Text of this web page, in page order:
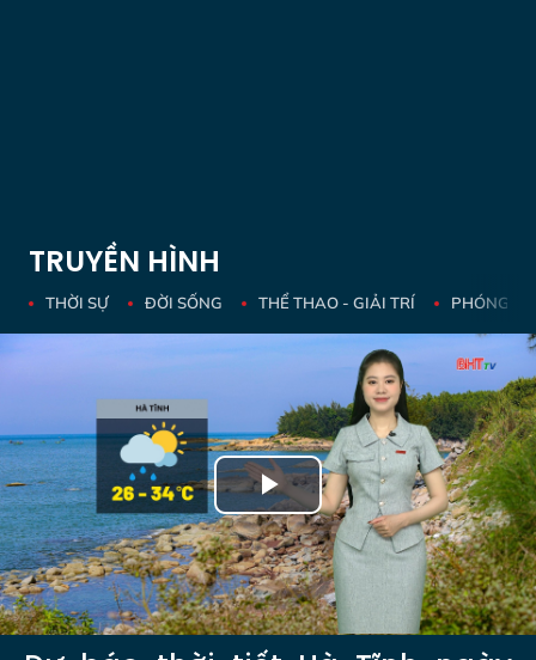
TRUYỀN HÌNH
THỜI SỰ ĐỜI SỐNG THỂ THAO - GIẢI TRÍ PHÓNG
Play
Video